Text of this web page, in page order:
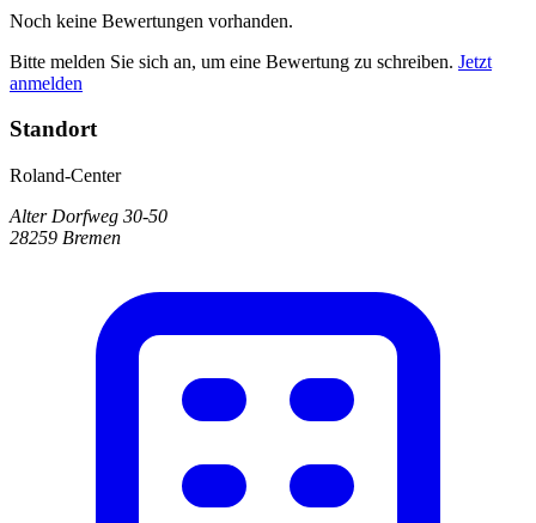
Noch keine Bewertungen vorhanden.
Bitte melden Sie sich an, um eine Bewertung zu schreiben. Jetzt
anmelden
Standort
Roland-Center
Alter Dorfweg 30-50
28259 Bremen